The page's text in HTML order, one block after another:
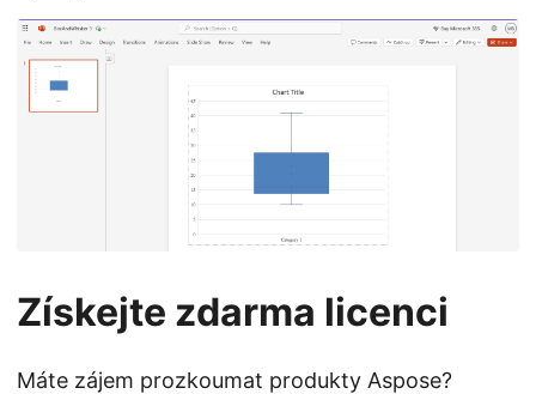
Získejte zdarma licenci
Máte zájem prozkoumat produkty Aspose?